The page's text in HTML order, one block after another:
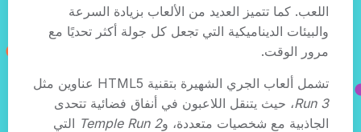
اللعب. كما تتميز العديد من الألعاب بزيادة السرعة
والبيئات الديناميكية التي تجعل كل جولة أكثر تحديًا مع
مرور الوقت.
تشمل ألعاب الجري الشهيرة بتقنية HTML5 عناوين مثل
Run 3، حيث يتنقل اللاعبون في أنفاق فضائية تتحدى
الجاذبية مع شخصيات متعددة، وTemple Run 2 التي